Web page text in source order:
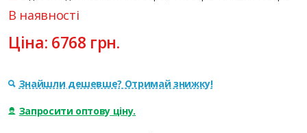
В наявності
Ціна: 6768 грн.
Знайшли дешевше? Отримай знижку!
Запросити оптову ціну.